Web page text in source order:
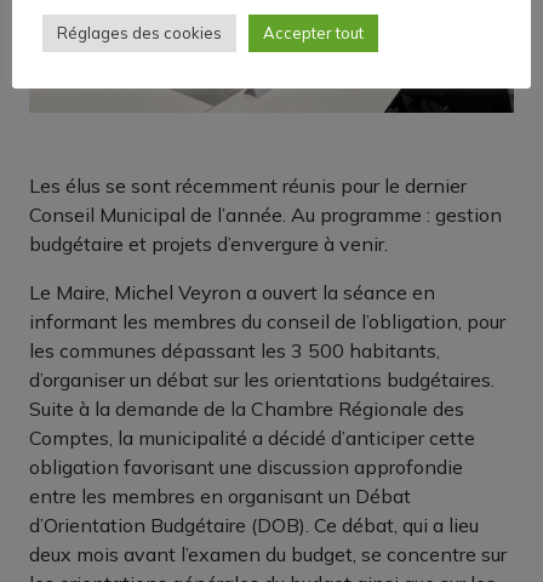
Les élus se sont récemment réunis pour le dernier
Conseil Municipal de l’année. Au programme : gestion
budgétaire et projets d’envergure à venir.
Le Maire, Michel Veyron a ouvert la séance en
informant les membres du conseil de l’obligation, pour
les communes dépassant les 3 500 habitants,
d’organiser un débat sur les orientations budgétaires.
Suite à la demande de la Chambre Régionale des
Comptes, la municipalité a décidé d’anticiper cette
obligation favorisant une discussion approfondie
entre les membres en organisant un Débat
d’Orientation Budgétaire (DOB). Ce débat, qui a lieu
deux mois avant l’examen du budget, se concentre sur
Réglages des cookies Accepter tout